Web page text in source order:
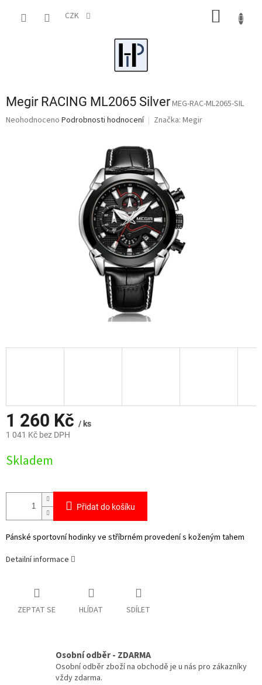
CZK
Megir RACING ML2065 SilverMEG-RAC-ML2065-SIL
Průměrné
Neohodnoceno Podrobnosti hodnocení Značka: Megir
1 260 Kč / ks
1 041 Kč bez DPH
cena:
Skladem
Přidat do košíku
Pánské sportovní hodinky ve stříbrném provedení s koženým tahem
Detailní informace
ZEPTAT SE HLÍDAT SDÍLET
Osobní odběr - ZDARMA
Osobní odběr zboží na obchodě je u nás pro zákazníky
vždy zdarma.